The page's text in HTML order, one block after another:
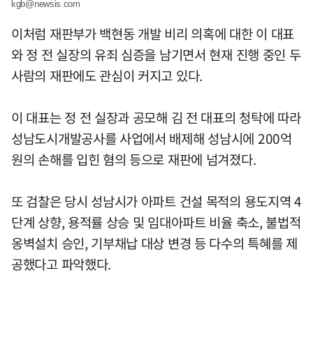
kgb@newsis.com
이처럼 재판부가 백현동 개발 비리 의혹에 대한 이 대표
와 정 전 실장의 유죄 심증을 남기면서 현재 진행 중인 두
사람의 재판에도 관심이 커지고 있다.
이 대표는 정 전 실장과 공모해 김 전 대표의 청탁에 따라
성남도시개발공사를 사업에서 배제해 성남시에 200억
원의 손해를 입힌 혐의 등으로 재판에 넘겨졌다.
또 검찰은 당시 성남시가 아파트 건설 목적의 용도지역 4
단계 상향, 용적률 상승 및 임대아파트 비율 축소, 불법적
옹벽설치 승인, 기부채납 대상 변경 등 다수의 특혜를 제
공했다고 파악했다.